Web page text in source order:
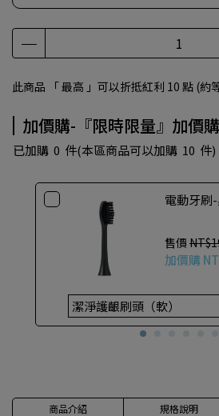
此商品 「 最高 」可以折抵紅利 10 點 (約
加價購-『限時限量』加價購
已加購 0 件(本區商品可以加購 10 件)
電動牙刷
售價
加價購
商品介紹 規格說明